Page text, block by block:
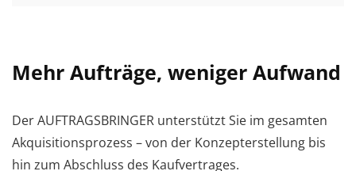
Mehr Aufträge, weniger Aufwand
Der AUFTRAGSBRINGER unterstützt Sie im gesamten
Akquisitionsprozess – von der Konzepterstellung bis
hin zum Abschluss des Kaufvertrages.